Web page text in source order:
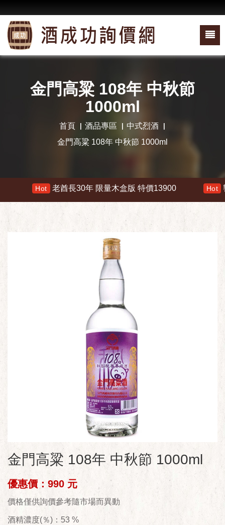
金門高粱 108年 中秋節
1000ml
首頁 酒品專區
中式烈酒
金門高粱 108年 中秋節 1000ml
老酋長30年 限量木盒版 特價13900 響
金門高粱 108年 中秋節 1000ml
優惠價：990 元
價格僅供詢價參考隨市場而異動
酒精濃度(％)：53 %